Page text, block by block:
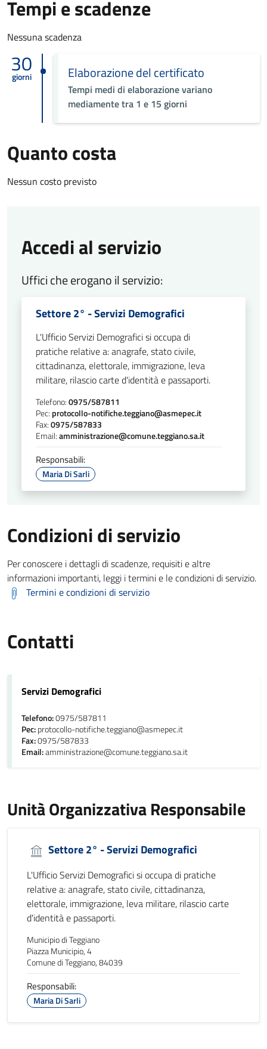
Tempi e scadenze
Nessuna scadenza
30
giorni Elaborazione del certificato
Tempi medi di elaborazione variano
mediamente tra 1 e 15 giorni
Quanto costa
Nessun costo previsto
Accedi al servizio
Uffici che erogano il servizio:
Settore 2° - Servizi Demografici
L'Ufficio Servizi Demografici si occupa di
pratiche relative a: anagrafe, stato civile,
cittadinanza, elettorale, immigrazione, leva
militare, rilascio carte d'identità e passaporti.
Telefono:0975/587811
Pec: protocollo-notifiche.teggiano@asmepec.it
Fax:0975/587833
Email:amministrazione@comune.teggiano.sa.it
Responsabili:
Maria Di Sarli
Condizioni di servizio
Per conoscere i dettagli di scadenze, requisiti e altre
informazioni importanti, leggi i termini e le condizioni di servizio.
Termini e condizioni di servizio
Contatti
Servizi Demografici
Telefono:0975/587811
Pec:protocollo-notifiche.teggiano@asmepec.it
Fax:0975/587833
Email:amministrazione@comune.teggiano.sa.it
Unità Organizzativa Responsabile
Settore 2° - Servizi Demografici
L'Ufficio Servizi Demografici si occupa di pratiche
relative a: anagrafe, stato civile, cittadinanza,
elettorale, immigrazione, leva militare, rilascio carte
d'identità e passaporti.
Municipio di Teggiano
Piazza Municipio, 4
Comune di Teggiano, 84039
Responsabili:
Maria Di Sarli